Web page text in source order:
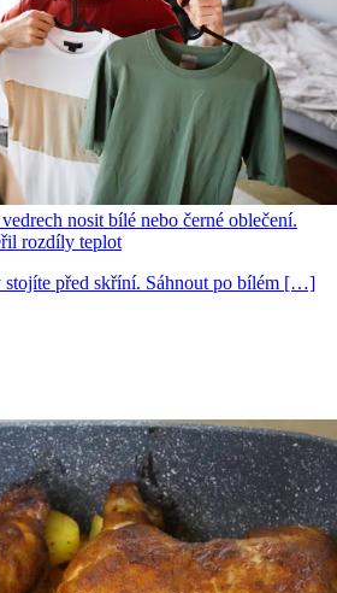
nosit bílé nebo černé oblečení.
rozdíly teplot
stojíte před skříní. Sáhnout po bílém […]